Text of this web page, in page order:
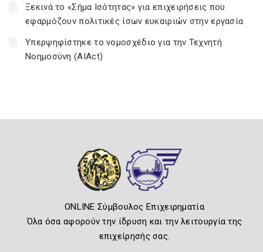
Ξεκινά το «Σήμα Ισότητας» για επιχειρήσεις που
εφαρμόζουν πολιτικές ίσων ευκαιριών στην εργασία
Υπερψηφίστηκε το νομοσχέδιο για την Τεχνητή
Νοημοσύνη (AIAct)
ONLINE Σύμβουλος Επιχειρηματία
Όλα όσα αφορούν την ίδρυση και την λειτουργία της
επιχείρησής σας.